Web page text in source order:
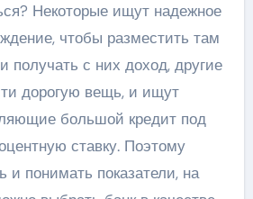
Некоторые ищут надежное
чтобы разместить там
получать с них доход, другие
дорогую вещь, и ищут
большой кредит под
ставку. Поэтому
и понимать показатели, на